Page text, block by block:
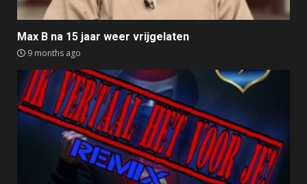
Max B na 15 jaar weer vrijgelaten
9 months ago